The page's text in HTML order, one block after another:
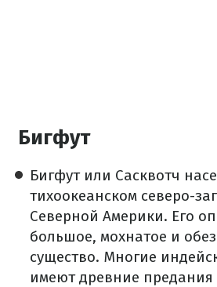
Бигфут
Бигфут или Сасквотч
тихоокеанском северо-
Северной Америки. Его
большое, мохнатое и
существо. Многие
имеют древние предания